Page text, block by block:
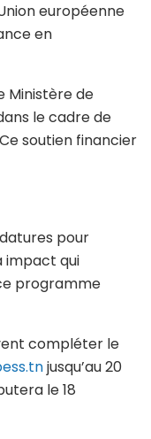
européenne
en
Ministère de
le cadre de
soutien financier
pour
impact qui
programme
compléter le
jusqu’au 20
le 18